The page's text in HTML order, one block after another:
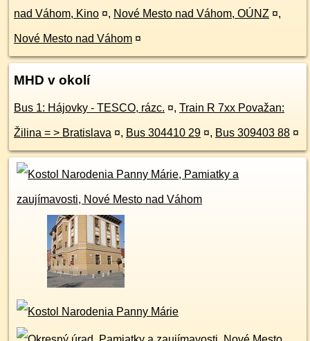
nad Váhom, Kino ¤, Nové Mesto nad Váhom, OÚNZ ¤,
Nové Mesto nad Váhom ¤
MHD v okolí
Bus 1: Hájovky - TESCO, rázc. ¤, Train R 7xx Považan:
Žilina = > Bratislava ¤, Bus 304410 29 ¤, Bus 309403 88 ¤